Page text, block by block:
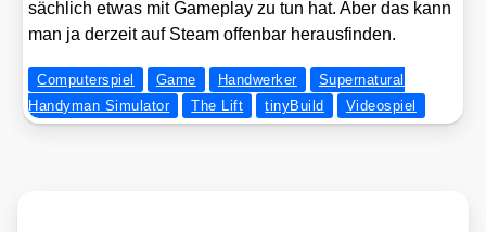
säch­lich etwas mit Game­play zu tun hat. Aber das kann
man ja der­zeit auf Steam offen­bar her­aus­fin­den.
Computerspiel Game Handwerker
Supernatural
Handyman Simulator
The Lift tinyBuild Videospiel